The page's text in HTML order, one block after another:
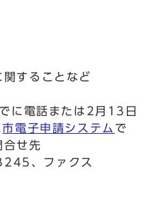
することなど
に電話または2月13日
市電子申請システム で
せ先
、ファクス